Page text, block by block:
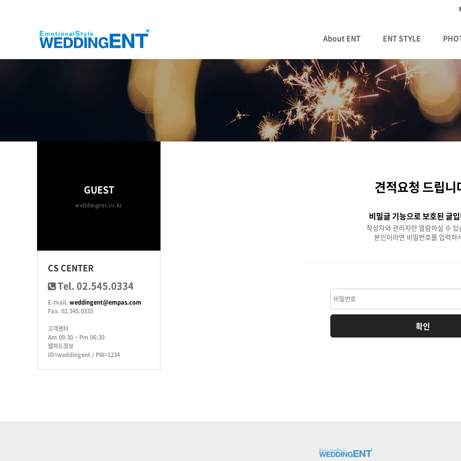
About ENT ENT STYLE
견적요청 드립니
비밀글 기능으로 보호된 글
작성자와 관리자만 열람하실 수
본인이라면 비밀번호를 입력하
GUEST
weddingent.co.kr
CS CENTER
Tel. 02.545.0334
E-mail. weddingent@empas.com
Fax. 02.545.0335
고객센터
Am 09:30 ~ Pm 06:30
웹하드정보
ID=weddingent / PW=1234